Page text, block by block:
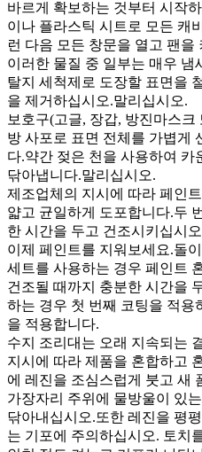
바르게 확보하는 것부터 시작
이나 플라스틱 시트로 모든 캐
런 다음 모든 창문을 열고 팬을
이러한 물질 중 일부는 매우 냄
탈지 세척제로 도장할 표면을
을 제거하십시오.말리십시오.
보호구(고글, 장갑, 방진마스
방 사포로 표면 전체를 가볍게
다.약간 젖은 천을 사용하여 카
닦아냅니다.말리십시오.
제조업체의 지시에 따라 페인
얇고 균일하게 도포합니다.두
한 시간을 두고 건조시키십시
이제 페인트를 지워보세요.돌
세트를 사용하는 경우 페인트
건조될 때까지 충분한 시간을
하는 경우 첫 번째 코팅을 적용
을 적용합니다.
수지 조리대는 오래 지속되는
지시에 따라 제품을 혼합하고
에 레진을 조심스럽게 붓고 새
가장자리 주위에 물방울이 있
닦아내십시오.또한 레진을 평
는 기포에 주의하십시오. 토치